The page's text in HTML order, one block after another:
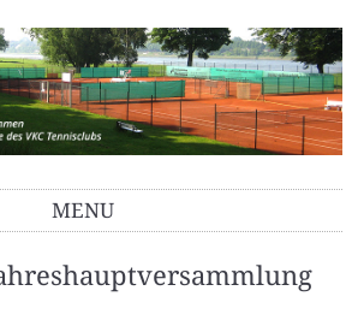
Tennisclub
MENU